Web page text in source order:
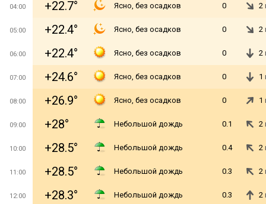
04:00 +22.7° Ясно, без осадков 0 2
05:00 +22.4° Ясно, без осадков 0 2
06:00 +22.4° Ясно, без осадков 0 2
07:00 +24.6° Ясно, без осадков 0 1
08:00 +26.9° Ясно, без осадков 0 1
09:00 +28° Небольшой дождь 0.1 2
10:00 +28.5° Небольшой дождь 0.4 2
11:00 +28.5° Небольшой дождь 0.3 2
12:00 +28.3° Небольшой дождь 0.3 2